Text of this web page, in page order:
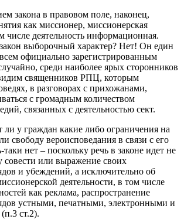
закона в правовом поле, наконец,
как миссионер, миссионерская
числе деятельность информационная.
выборочный характер? Нет! Он един
официально зарегистрированным
среди наиболее ярых сторонников
священников РПЦ, которым
в разговорах с прихожанами,
с громадным количеством
связанных с деятельностью сект.
ли у граждан какие либо ограничения на
свободу вероисповедания в связи с его
нет – поскольку речь в законе идет не
совести или выражение своих
и убеждений, а исключительно об
деятельности, в том числе
как реклама, распространение
устными, печатными, электронными и
ст.2).